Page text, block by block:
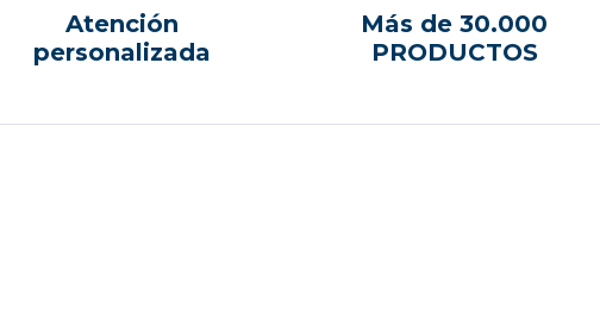
Atención
personalizada
Más de 30.000
PRODUCTOS